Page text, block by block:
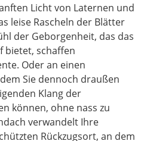
Licht von Laternen und
leise Rascheln der Blätter
der Geborgenheit, das das
bietet, schaffen
Oder an einen
Sie dennoch draußen
Klang der
können, ohne nass zu
verwandelt Ihre
Rückzugsort, an dem